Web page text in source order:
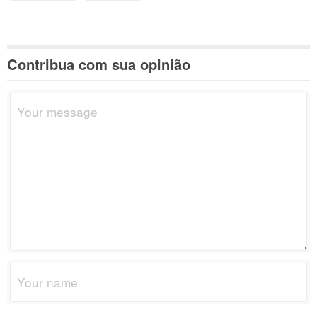
Contribua com sua opinião